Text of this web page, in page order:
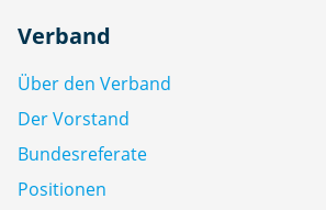
Verband
Über den Verband
Der Vorstand
Bundesreferate
Positionen